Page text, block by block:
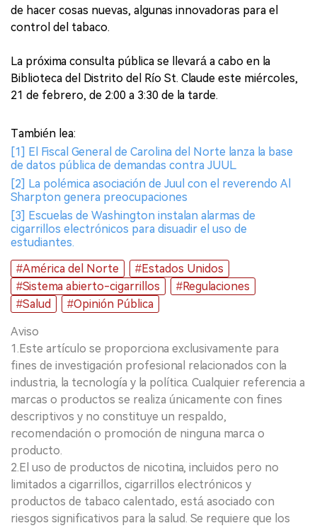
de hacer cosas nuevas, algunas innovadoras para el
control del tabaco.
La próxima consulta pública se llevará a cabo en la
Biblioteca del Distrito del Río St. Claude este miércoles,
21 de febrero, de 2:00 a 3:30 de la tarde.
También lea:
[1] El Fiscal General de Carolina del Norte lanza la base
de datos pública de demandas contra JUUL.
[2] La polémica asociación de Juul con el reverendo Al
Sharpton genera preocupaciones
[3] Escuelas de Washington instalan alarmas de
cigarrillos electrónicos para disuadir el uso de
estudiantes.
#América del Norte
#Estados Unidos
#Sistema abierto-cigarrillos
#Regulaciones
#Salud
#Opinión Pública
Aviso
1.Este artículo se proporciona exclusivamente para
fines de investigación profesional relacionados con la
industria, la tecnología y la política. Cualquier referencia a
marcas o productos se realiza únicamente con fines
descriptivos y no constituye un respaldo,
recomendación o promoción de ninguna marca o
producto.
2.El uso de productos de nicotina, incluidos pero no
limitados a cigarrillos, cigarrillos electrónicos y
productos de tabaco calentado, está asociado con
riesgos significativos para la salud. Se requiere que los